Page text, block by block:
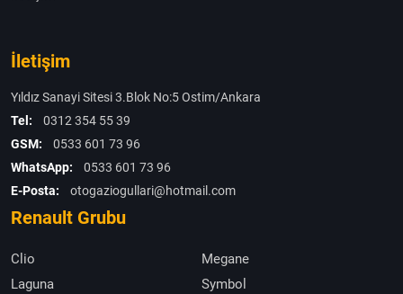
İletişim
Yıldız Sanayi Sitesi 3.Blok No:5 Ostim/Ankara
Tel:
0312 354 55 39
GSM:
0533 601 73 96
WhatsApp:
0533 601 73 96
E-Posta:
otogaziogullari@hotmail.com
Renault Grubu
Clio
Megane
Laguna
Symbol